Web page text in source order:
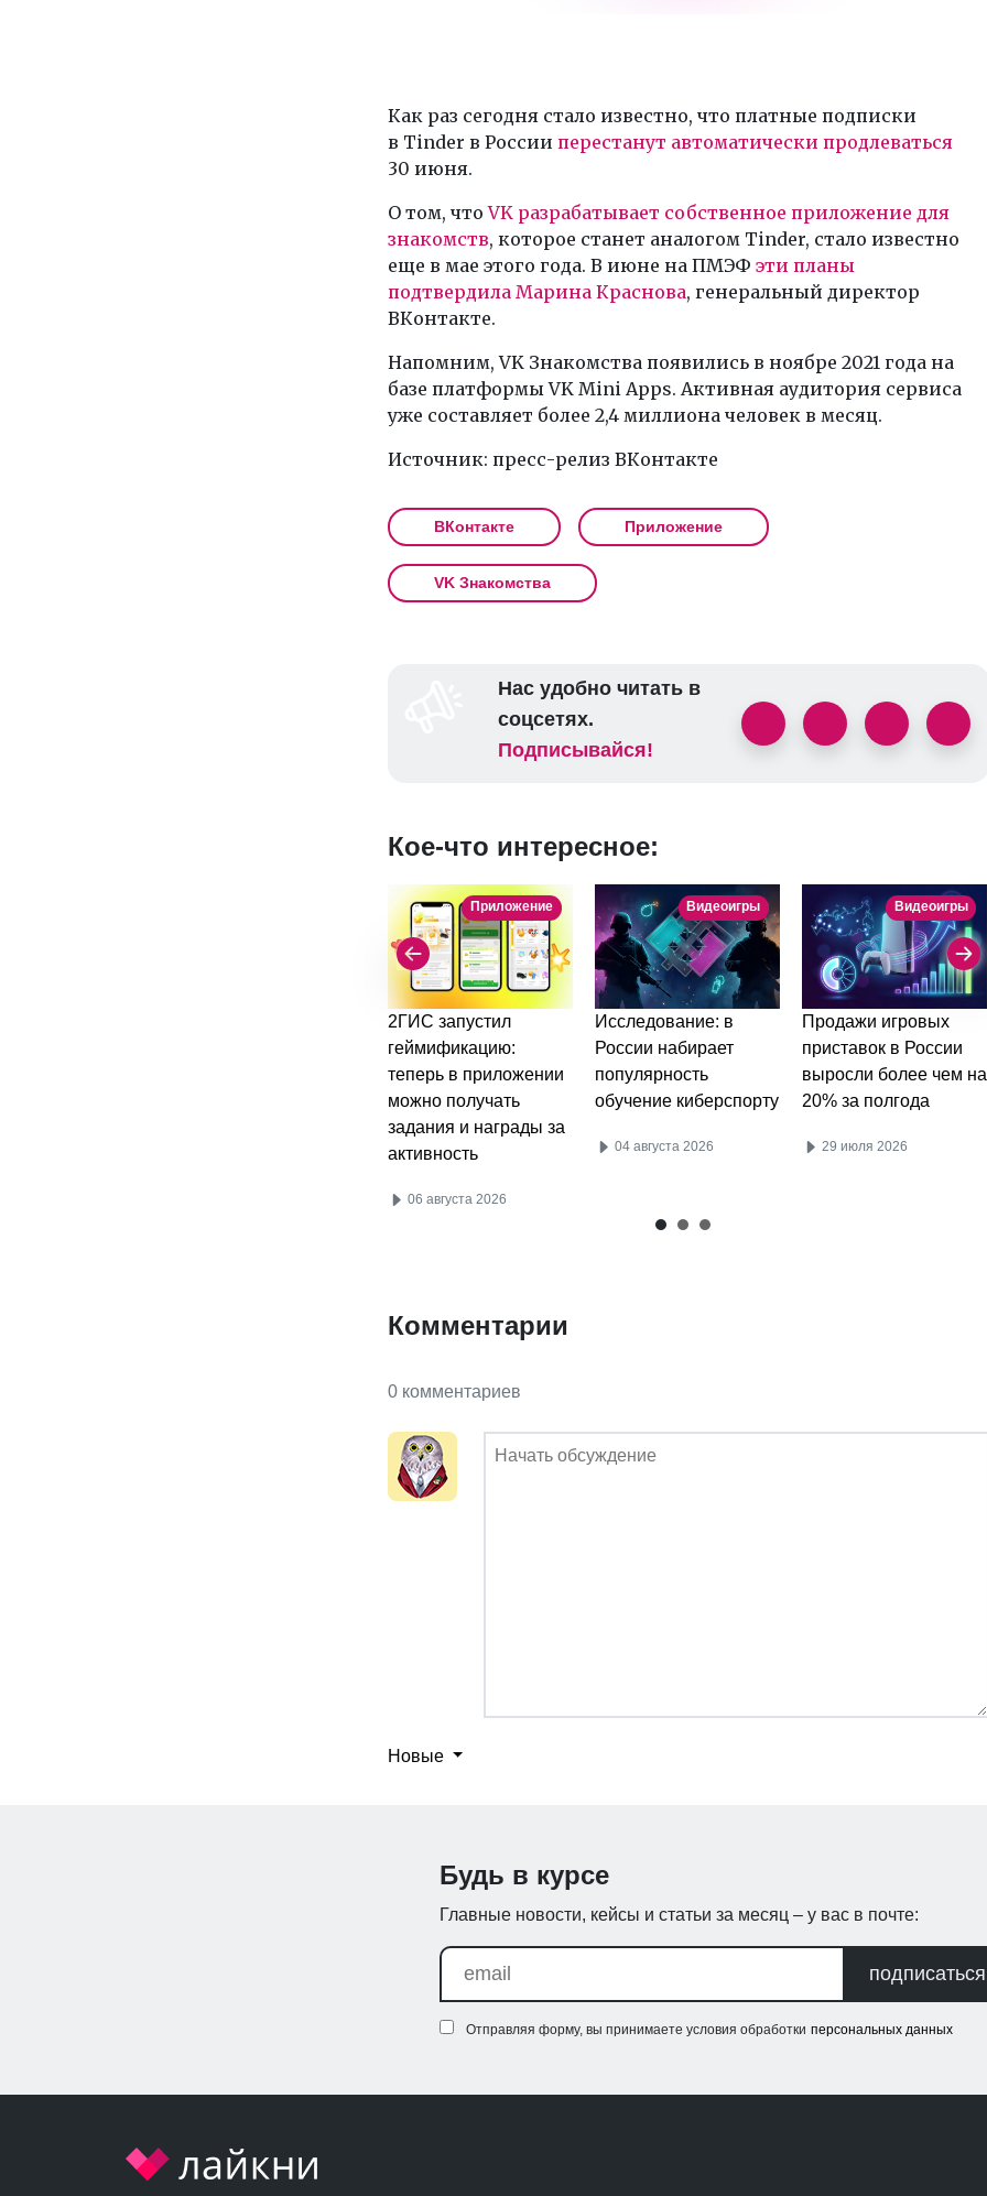
Как раз сегодня стало известно, что платные подписки
в Tinder в России перестанут автоматически продлеваться
30 июня.
О том, чтоVK разрабатывает собственное приложение для
знакомств, которое станет аналогом Tinder, стало известно
еще в мае этого года. В июне на ПМЭФ эти планы
подтвердила Марина Краснова, генеральный директор
ВКонтакте.
Напомним, VK Знакомства появились в ноябре 2021 года на
базе платформы VK Mini Apps. Активная аудитория сервиса
уже составляет более 2,4 миллиона человек в месяц.
Источник: пресс-релиз ВКонтакте
ВКонтакте Приложение
VK Знакомства
Нас удобно читать в
соцсетях.
Подписывайся!
Кое-что интересное:
Приложение
2ГИС запустил
геймификацию:
теперь в приложении
можно получать
задания и награды за
активность
06 августа 2026
Видеоигры
Исследование: в
России набирает
популярность
обучение киберспорту
04 августа 2026
Видеоигры
Продажи игровых
приставок в России
выросли более чем на
20% за полгода
29 июля 2026
Комментарии
0 комментариев
Новые
Будь в курсе
Главные новости, кейсы и статьи за месяц – у вас в почте:
подписаться
Отправляя форму, вы принимаете условия обработки персональных данных